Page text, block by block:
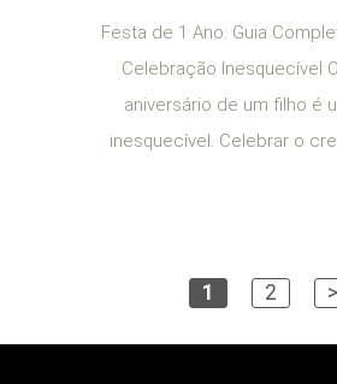
Festa de 1 Ano: Guia
Celebração Inesquecível
aniversário de um filho é
inesquecível. Celebrar o
1 2 >